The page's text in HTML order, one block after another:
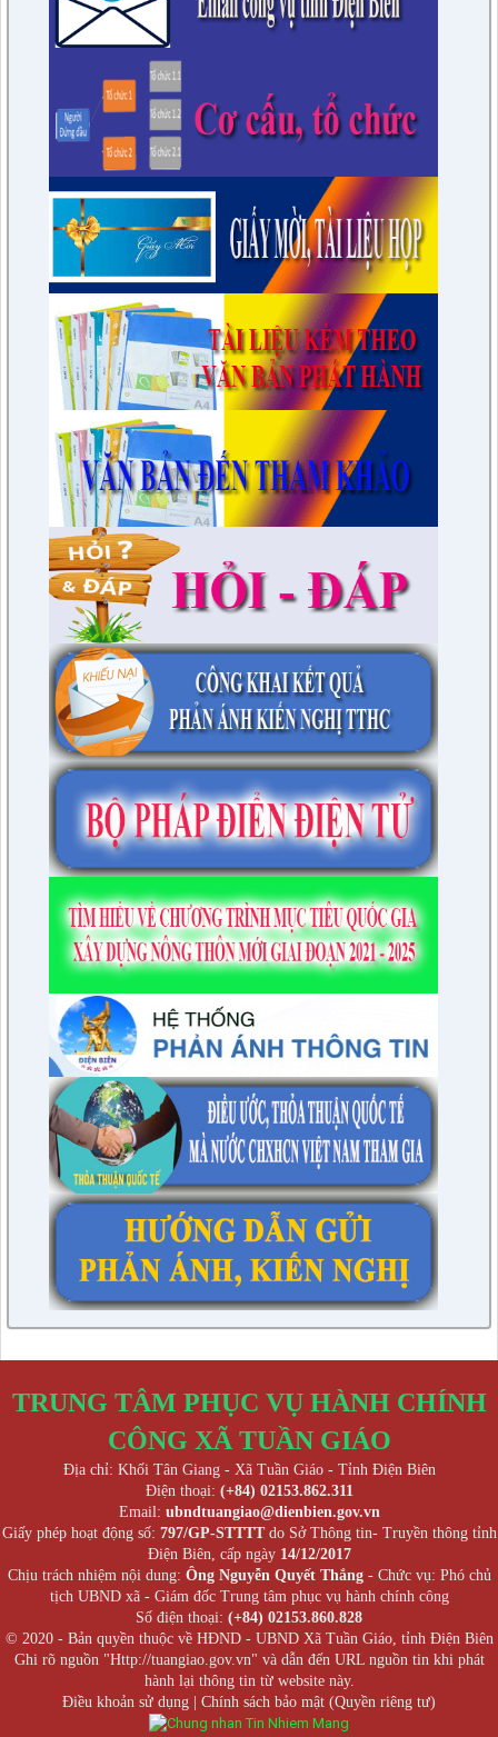
TRUNG TÂM PHỤC VỤ HÀNH CHÍNH
CÔNG XÃ TUẦN GIÁO
Địa chỉ: Khối Tân Giang - Xã Tuần Giáo - Tỉnh Điện Biên
Điện thoại: (+84) 02153.862.311
Email: ubndtuangiao@dienbien.gov.vn
Giấy phép hoạt động số: 797/GP-STTTTdo Sở Thông tin- Truyền thông tỉnh
Điện Biên, cấp ngày 14/12/2017
Chịu trách nhiệm nội dung: Ông Nguyễn Quyết Thắng- Chức vụ: Phó chủ
tịch UBND xã - Giám đốc Trung tâm phục vụ hành chính công
Số điện thoại: (+84) 02153.860.828
© 2020 - Bản quyền thuộc về HĐND - UBND Xã Tuần Giáo, tỉnh Điện Biên
Ghi rõ nguồn "Http://tuangiao.gov.vn" và dẫn đến URL nguồn tin khi phát
hành lại thông tin từ website này.
Điều khoản sử dụng
Chính sách bảo mật (Quyền riêng tư)